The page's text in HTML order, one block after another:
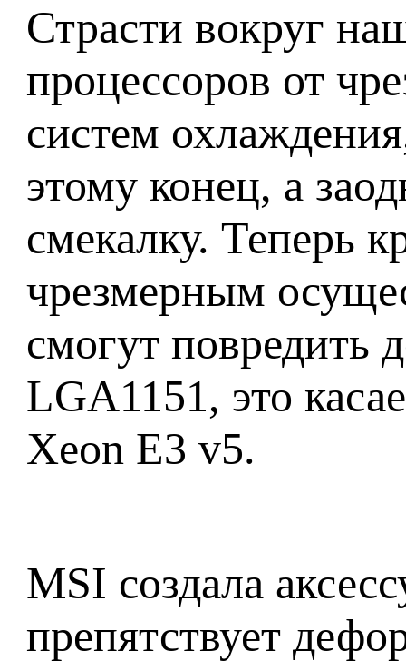
Страсти вокруг
процессоров от
систем
этому конец, а
смекалку. Теперь
чрезмерным
смогут повредить
LGA1151, это
Xeon E3 v5.
MSI создала
препятствует